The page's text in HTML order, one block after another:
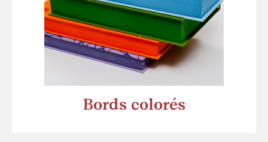
Bords colorés